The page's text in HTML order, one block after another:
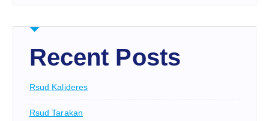
Recent Posts
Rsud Kalideres
Rsud Tarakan